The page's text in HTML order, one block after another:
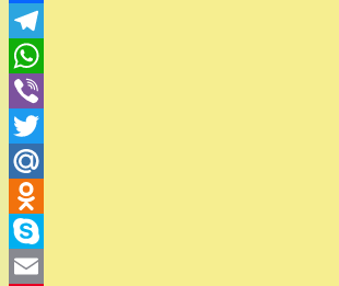
Facebook
Telegram
WhatsApp
Viber
Twitter
Mail.Ru
Odnoklassniki
Skype